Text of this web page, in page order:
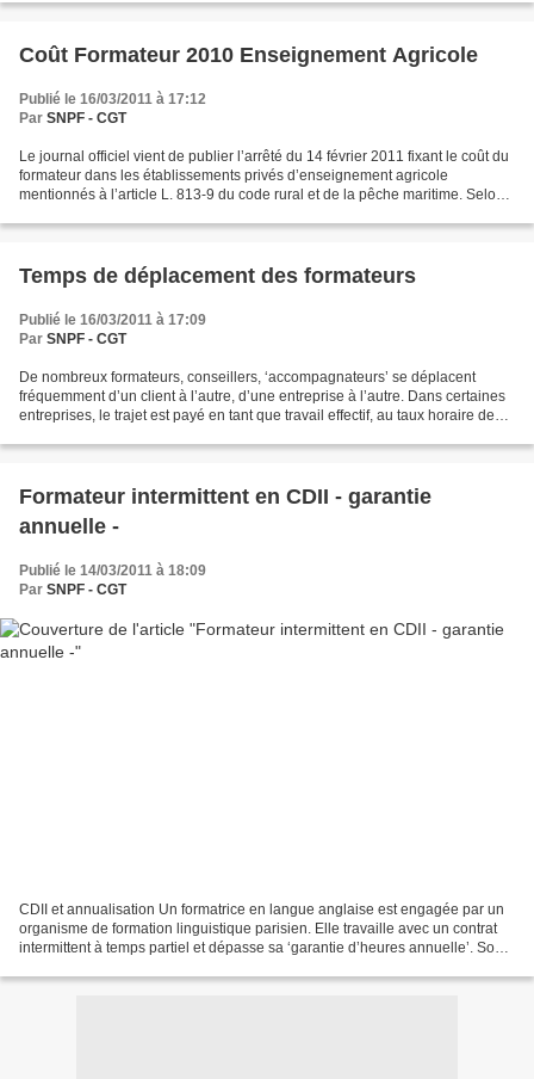
Coût Formateur 2010 Enseignement Agricole
Publié le 16/03/2011 à 17:12
Par SNPF - CGT
Le journal officiel vient de publier l’arrêté du 14 février 2011 fixant le coût du
formateur dans les établissements privés d’enseignement agricole
mentionnés à l’article L. 813-9 du code rural et de la pêche maritime. Selon
Temps de déplacement des formateurs
Publié le 16/03/2011 à 17:09
Par SNPF - CGT
De nombreux formateurs, conseillers, ‘accompagnateurs’ se déplacent
fréquemment d’un client à l’autre, d’une entreprise à l’autre. Dans certaines
entreprises, le trajet est payé en tant que travail effectif, au taux horaire de
Formateur intermittent en CDII - garantie
annuelle -
Publié le 14/03/2011 à 18:09
Par SNPF - CGT
CDII et annualisation Un formatrice en langue anglaise est engagée par un
organisme de formation linguistique parisien. Elle travaille avec un contrat
intermittent à temps partiel et dépasse sa ‘garantie d’heures annuelle’. Son